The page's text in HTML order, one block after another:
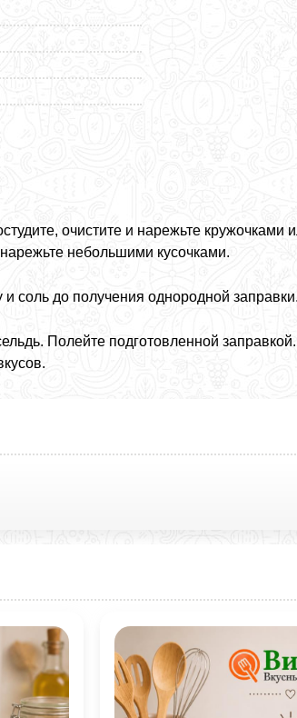
очистите и нарежьте
небольшими кусочками.
соль до получения однородной заправки.
Полейте подготовленной